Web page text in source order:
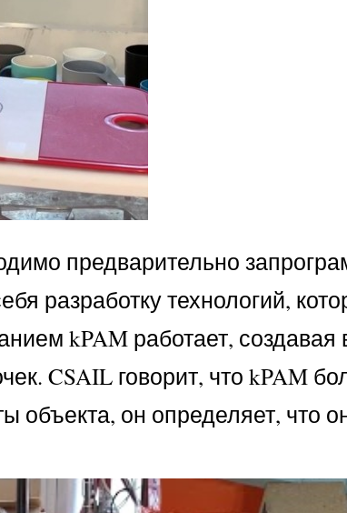
предварительно
разработку технологий,
kPAM работает, создавая
CSAIL говорит, что kPAM
объекта, он определяет, что